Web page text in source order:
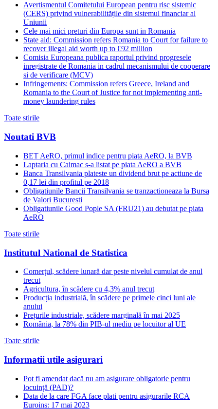
Avertismentul Comitetului European pentru risc sistemic
(CERS) privind vulnerabilitățile din sistemul financiar al
Uniunii
Cele mai mici preturi din Europa sunt in Romania
State aid: Commission refers Romania to Court for failure to
recover illegal aid worth up to €92 million
Comisia Europeana publica raportul privind progresele
inregistrate de Romania in cadrul mecanismului de cooperare
si de verificare (MCV)
Infringements: Commission refers Greece, Ireland and
Romania to the Court of Justice for not implementing anti-
money laundering rules
Toate stirile
Noutati BVB
BET AeRO, primul indice pentru piata AeRO, la BVB
Laptaria cu Caimac s-a listat pe piata AeRO a BVB
Banca Transilvania plateste un dividend brut pe actiune de
0,17 lei din profitul pe 2018
Obligatiunile Bancii Transilvania se tranzactioneaza la Bursa
de Valori Bucuresti
Obligatiunile Good Pople SA (FRU21) au debutat pe piata
AeRO
Toate stirile
Institutul National de Statistica
Comerțul, scădere lunară dar peste nivelul cumulat de anul
trecut
Agricultura, în scădere cu 4,3% anul trecut
Producția industrială, în scădere pe primele cinci luni ale
anului
Prețurile industriale, scădere marginală în mai 2025
România, la 78% din PIB-ul mediu pe locuitor al UE
Toate stirile
Informatii utile asigurari
Pot fi amendat dacă nu am asigurare obligatorie pentru
locuință (PAD)?
Data de la care FGA face plati pentru asigurarile RCA
Euroins: 17 mai 2023